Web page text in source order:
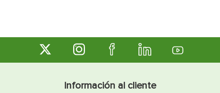
Información al cliente